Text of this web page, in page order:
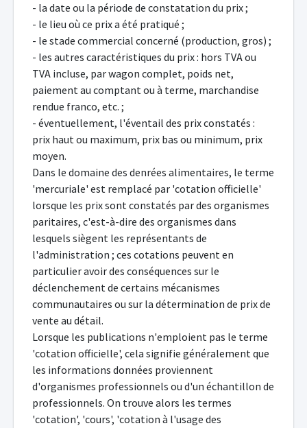
- la date ou la période de constatation du prix ;
- le lieu où ce prix a été pratiqué ;
- le stade commercial concerné (production, gros) ;
- les autres caractéristiques du prix : hors TVA ou
TVA incluse, par wagon complet, poids net,
paiement au comptant ou à terme, marchandise
rendue franco, etc. ;
- éventuellement, l'éventail des prix constatés :
prix haut ou maximum, prix bas ou minimum, prix
moyen.
Dans le domaine des denrées alimentaires, le terme
'mercuriale' est remplacé par 'cotation officielle'
lorsque les prix sont constatés par des organismes
paritaires, c'est-à-dire des organismes dans
lesquels siègent les représentants de
l'administration ; ces cotations peuvent en
particulier avoir des conséquences sur le
déclenchement de certains mécanismes
communautaires ou sur la détermination de prix de
vente au détail.
Lorsque les publications n'emploient pas le terme
'cotation officielle', cela signifie généralement que
les informations données proviennent
d'organismes professionnels ou d'un échantillon de
professionnels. On trouve alors les termes
'cotation', 'cours', 'cotation à l'usage des